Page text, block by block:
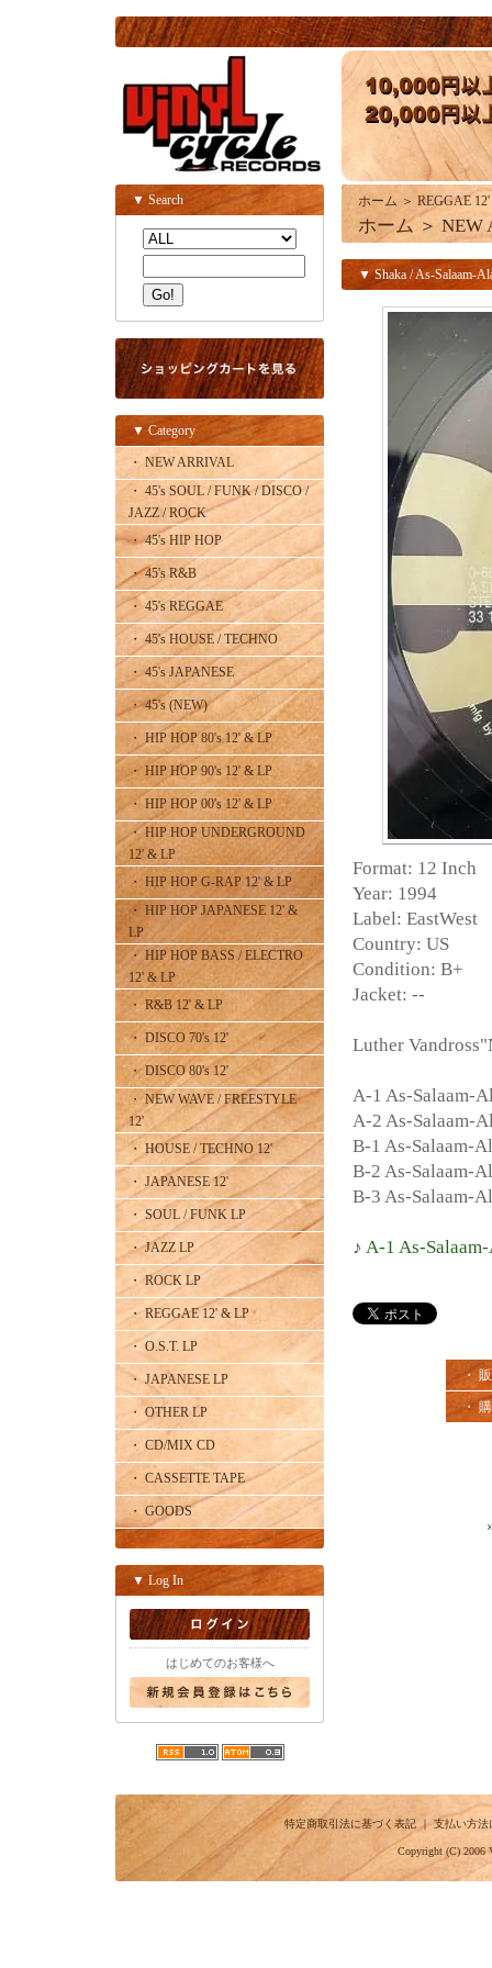
▼ Search
▼ Category
・ NEW ARRIVAL
・ 45's SOUL / FUNK / DISCO /
JAZZ / ROCK
・ 45's HIP HOP
・ 45's R&B
・ 45's REGGAE
・ 45's HOUSE / TECHNO
・ 45's JAPANESE
・ 45's (NEW)
・ HIP HOP 80's 12' & LP
・ HIP HOP 90's 12' & LP
・ HIP HOP 00's 12' & LP
・ HIP HOP UNDERGROUND
12' & LP
・ HIP HOP G-RAP 12' & LP
・ HIP HOP JAPANESE 12' &
LP
・ HIP HOP BASS / ELECTRO
12' & LP
・ R&B 12' & LP
・ DISCO 70's 12'
・ DISCO 80's 12'
・ NEW WAVE / FREESTYLE
12'
・ HOUSE / TECHNO 12'
・ JAPANESE 12'
・ SOUL / FUNK LP
・ JAZZ LP
・ ROCK LP
・ REGGAE 12' & LP
・ O.S.T. LP
・ JAPANESE LP
・ OTHER LP
・ CD/MIX CD
・ CASSETTE TAPE
・ GOODS
▼ Log In
はじめてのお客様へ
ホーム ＞ REGGAE
ホーム ＞ NEW
▼ Shaka / As-Salaam-
Format: 12 Inch
Year: 1994
Label: EastWest
Country: US
Condition: B+
Jacket: --
Luther
A-1 As-Salaam-
A-2 As-Salaam-
B-1 As-Salaam-
B-2 As-Salaam-
B-3 As-Salaam-
♪ A-1 As-
・
・
特定商取引法に基づく表記｜支払い方法
Copyright (C) 2006